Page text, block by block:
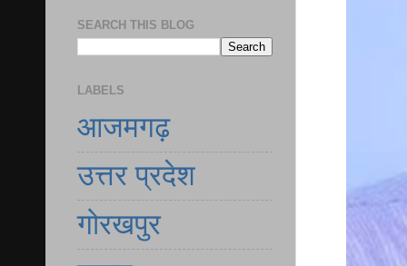
SEARCH THIS BLOG
LABELS
आजमगढ़
उत्तर प्रदेश
गोरखपुर